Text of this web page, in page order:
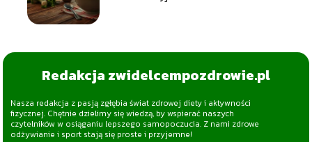
Redakcja zwidelcempozdrowie.pl
Nasza redakcja z pasją zgłębia świat zdrowej diety i aktywności
fizycznej. Chętnie dzielimy się wiedzą, by wspierać naszych
czytelników w osiąganiu lepszego samopoczucia. Z nami zdrowe
odżywianie i sport stają się proste i przyjemne!